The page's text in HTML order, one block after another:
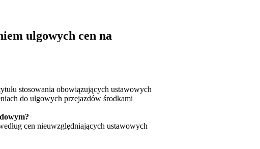
ulgowych cen na
stosowania obowiązujących ustawowych
do ulgowych przejazdów środkami
cen nieuwzględniających ustawowych